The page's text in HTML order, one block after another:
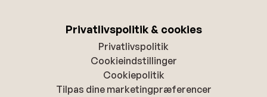
Privatlivspolitik & cookies
Privatlivspolitik
Cookieindstillinger
Cookiepolitik
Tilpas dine marketingpræferencer